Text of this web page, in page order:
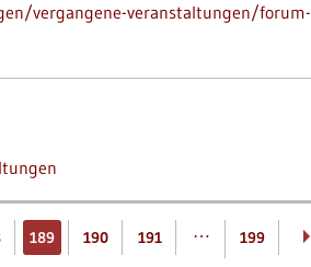
vergangene-veranstaltungen/forum-
189 190 191 … 199